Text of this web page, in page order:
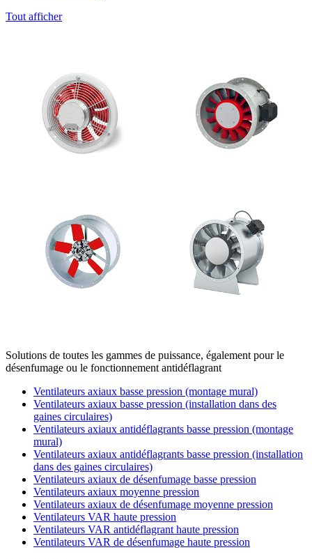
Tout afficher
Solutions de toutes les gammes de puissance, également pour le
désenfumage ou le fonctionnement antidéflagrant
Ventilateurs axiaux basse pression (montage mural)
Ventilateurs axiaux basse pression (installation dans des
gaines circulaires)
Ventilateurs axiaux antidéflagrants basse pression (montage
mural)
Ventilateurs axiaux antidéflagrants basse pression (installation
dans des gaines circulaires)
Ventilateurs axiaux de désenfumage basse pression
Ventilateurs axiaux moyenne pression
Ventilateurs axiaux de désenfumage moyenne pression
Ventilateurs VAR haute pression
Ventilateurs VAR antidéflagrant haute pression
Ventilateurs VAR de désenfumage haute pression